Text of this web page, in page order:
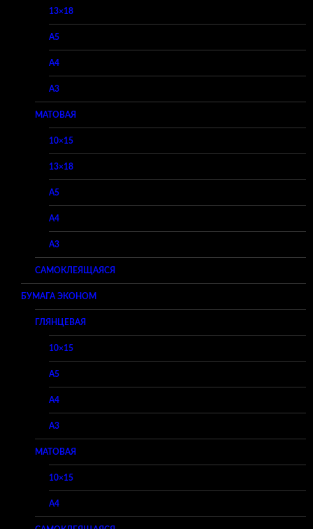
13×18
A5
A4
A3
МАТОВАЯ
10×15
13×18
A5
A4
A3
САМОКЛЕЯЩАЯСЯ
БУМАГА ЭКОНОМ
ГЛЯНЦЕВАЯ
10×15
A5
A4
A3
МАТОВАЯ
10×15
A4